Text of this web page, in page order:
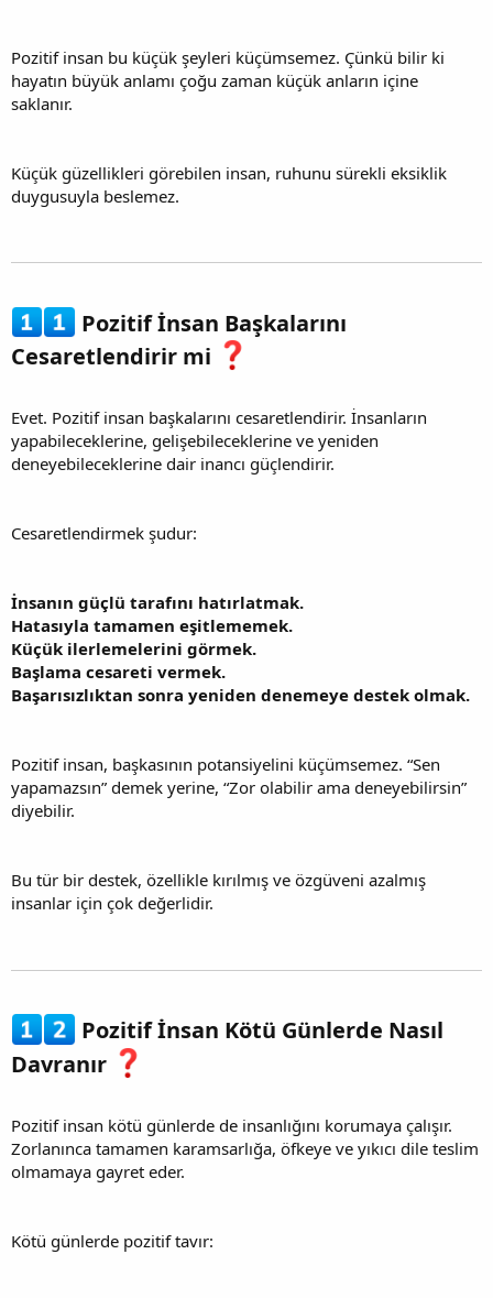
Pozitif insan bu küçük şeyleri küçümsemez. Çünkü bilir ki
hayatın büyük anlamı çoğu zaman küçük anların içine
saklanır.
Küçük güzellikleri görebilen insan, ruhunu sürekli eksiklik
duygusuyla beslemez.
Pozitif İnsan Başkalarını
Cesaretlendirir mi
Evet. Pozitif insan başkalarını cesaretlendirir. İnsanların
yapabileceklerine, gelişebileceklerine ve yeniden
deneyebileceklerine dair inancı güçlendirir.
Cesaretlendirmek şudur:
İnsanın güçlü tarafını hatırlatmak.
Hatasıyla tamamen eşitlememek.
Küçük ilerlemelerini görmek.
Başlama cesareti vermek.
Başarısızlıktan sonra yeniden denemeye destek olmak.
Pozitif insan, başkasının potansiyelini küçümsemez. “Sen
yapamazsın” demek yerine, “Zor olabilir ama deneyebilirsin”
diyebilir.
Bu tür bir destek, özellikle kırılmış ve özgüveni azalmış
insanlar için çok değerlidir.
Pozitif İnsan Kötü Günlerde Nasıl
Davranır
Pozitif insan kötü günlerde de insanlığını korumaya çalışır.
Zorlanınca tamamen karamsarlığa, öfkeye ve yıkıcı dile teslim
olmamaya gayret eder.
Kötü günlerde pozitif tavır: